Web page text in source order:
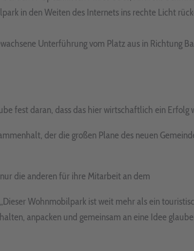
in den Weiten des Internets ins rechte Licht
Unterführung vom Platz aus in Richtung
fest daran, dass das hier wirtschaftlich ein Erfolg
der die großen Plane des neuen
die anderen für ihre Mitarbeit an dem
Wohnmobilpark ist weit mehr als ein
anpacken und gemeinsam an eine Idee